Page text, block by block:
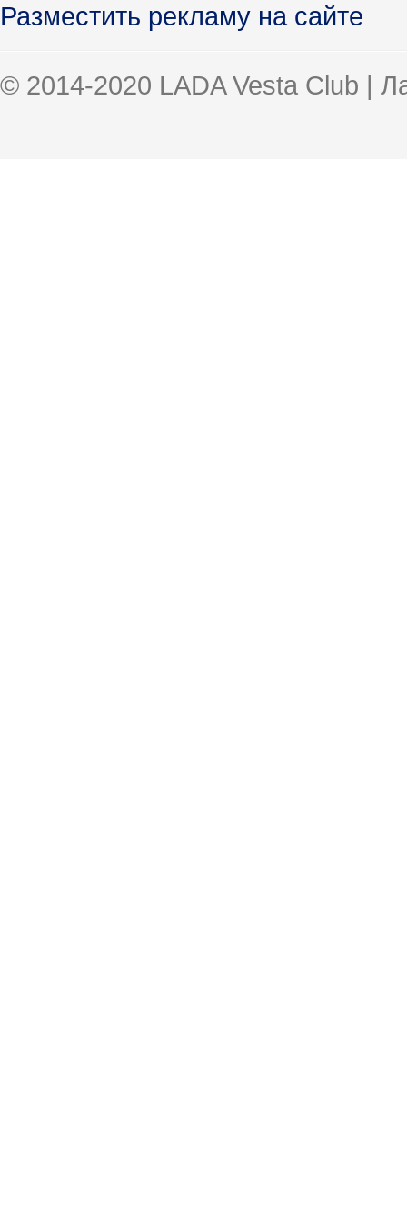
Разместить рекламу на сайте
© 2014-2020 LADA Vesta Club |